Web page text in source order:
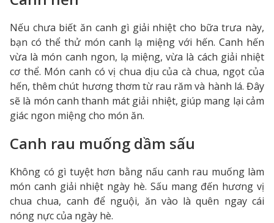
Nếu chưa biết ăn canh gì giải nhiệt cho bữa trưa này,
bạn có thể thử món canh lạ miệng với hến. Canh hến
vừa là món canh ngon, lạ miệng, vừa là cách giải nhiệt
cơ thể. Món canh có vị chua dịu của cà chua, ngọt của
hến, thêm chút hương thơm từ rau răm và hành lá. Đây
sẽ là món canh thanh mát giải nhiệt, giúp mang lại cảm
giác ngon miệng cho món ăn.
Canh rau muống dầm sấu
Không có gì tuyệt hơn bằng nấu canh rau muống làm
món canh giải nhiệt ngày hè. Sấu mang đến hương vị
chua chua, canh để nguội, ăn vào là quên ngay cái
nóng nực của ngày hè.